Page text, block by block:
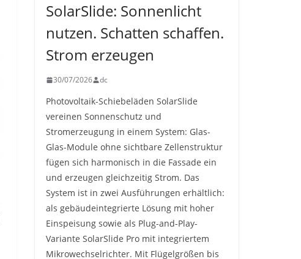
SolarSlide: Sonnenlicht
nutzen. Schatten schaffen.
Strom erzeugen
30/07/2026 dc
Photovoltaik-Schiebeläden SolarSlide
vereinen Sonnenschutz und
Stromerzeugung in einem System: Glas-
Glas-Module ohne sichtbare Zellenstruktur
fügen sich harmonisch in die Fassade ein
und erzeugen gleichzeitig Strom. Das
System ist in zwei Ausführungen erhältlich:
als gebäudeintegrierte Lösung mit hoher
Einspeisung sowie als Plug-and-Play-
Variante SolarSlide Pro mit integriertem
Mikrowechselrichter. Mit Flügelgrößen bis